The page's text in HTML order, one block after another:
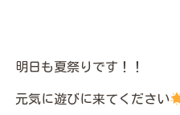
明日も夏祭りです！！
元気に遊びに来てください